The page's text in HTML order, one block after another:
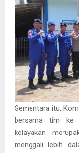
Sementara itu,
bersama tim ke
kelayakan
menggali lebih